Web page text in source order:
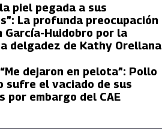
piel pegada a sus
La profunda preocupación
García-Huidobro por la
delgadez de Kathy Orellana
“Me dejaron en pelota”: Pollo
sufre el vaciado de sus
por embargo del CAE